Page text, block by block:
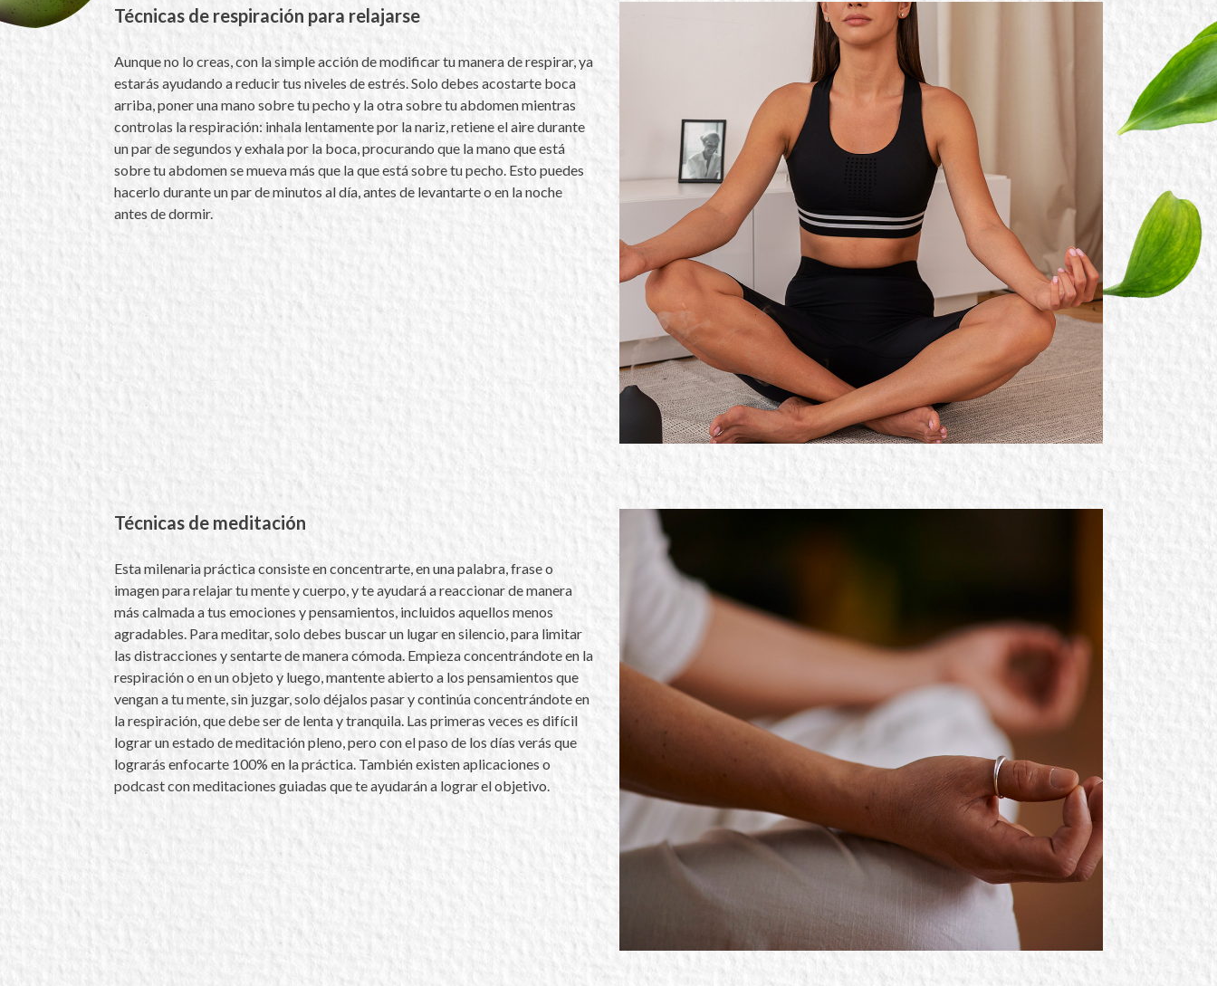
Técnicas de respiración para relajarse
Aunque no lo creas, con la simple acción de modificar tu manera de respirar, ya
estarás ayudando a reducir tus niveles de estrés. Solo debes acostarte boca
arriba, poner una mano sobre tu pecho y la otra sobre tu abdomen mientras
controlas la respiración: inhala lentamente por la nariz, retiene el aire durante
un par de segundos y exhala por la boca, procurando que la mano que está
sobre tu abdomen se mueva más que la que está sobre tu pecho. Esto puedes
hacerlo durante un par de minutos al día, antes de levantarte o en la noche
antes de dormir.
Técnicas de meditación
Esta milenaria práctica consiste en concentrarte, en una palabra, frase o
imagen para relajar tu mente y cuerpo, y te ayudará a reaccionar de manera
más calmada a tus emociones y pensamientos, incluidos aquellos menos
agradables. Para meditar, solo debes buscar un lugar en silencio, para limitar
las distracciones y sentarte de manera cómoda. Empieza concentrándote en la
respiración o en un objeto y luego, mantente abierto a los pensamientos que
vengan a tu mente, sin juzgar, solo déjalos pasar y continúa concentrándote en
la respiración, que debe ser de lenta y tranquila. Las primeras veces es difícil
lograr un estado de meditación pleno, pero con el paso de los días verás que
lograrás enfocarte 100% en la práctica. También existen aplicaciones o
podcast con meditaciones guiadas que te ayudarán a lograr el objetivo.